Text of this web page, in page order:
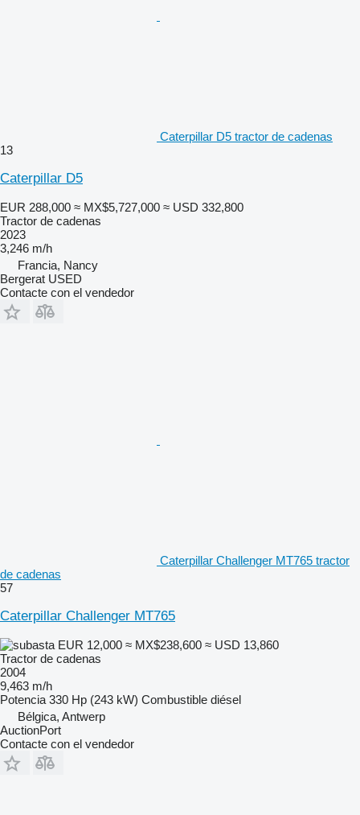
Caterpillar D5 tractor de cadenas
13
Caterpillar D5
EUR 288,000 ≈ MX$5,727,000 ≈ USD 332,800
Tractor de cadenas
2023
3,246 m/h
Francia, Nancy
Bergerat USED
Contacte con el vendedor
Caterpillar Challenger MT765 tractor
de cadenas
57
Caterpillar Challenger MT765
EUR 12,000 ≈ MX$238,600 ≈ USD 13,860
Tractor de cadenas
2004
9,463 m/h
Potencia 330 Hp (243 kW) Combustible diésel
Bélgica, Antwerp
AuctionPort
Contacte con el vendedor